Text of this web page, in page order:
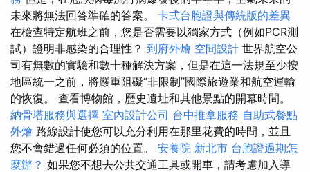
未來將無法回答準確的答案。 卡式台胞證與傳統版的差異
在檢查特定航班之前，您是否需要以獨家方式（例如PCR測
試）證明非感染的合理性？ 到府外燴 空間設計 世界航空公
司有無數的實驗和數十種解決方案，但是在這一法規至少按
地區統一之前，將嚴重阻礙“非限制”國際旅遊業和航空運輸
的恢復。 查看博物館，歷史遺址和其他景點的開幕時間。
納骨塔服務與選擇 室內設計公司 台中推拿服務 自助式餐點
外燴 路線設計使您可以充分利用在那里花費的時間，並且
您不會錯過任何必須的位置。 安養院 新北市 台胞證過期怎
麼辦？ 如果您不想去公共交通工具或開車，請考慮加入導